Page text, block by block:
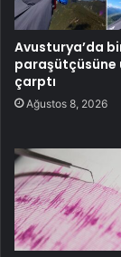
Avusturya’da
paraşütçüsüne
çarptı
Ağustos 8, 2026